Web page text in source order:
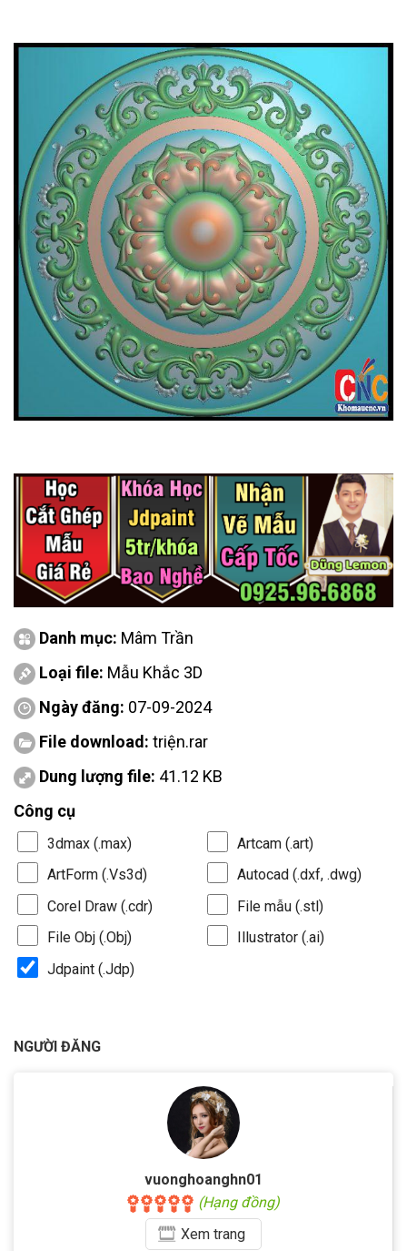
Danh mục: Mâm Trần
Loại file: Mẫu Khắc 3D
Ngày đăng: 07-09-2024
File download: triện.rar
Dung lượng file: 41.12 KB
Công cụ
3dmax (.max)
Artcam (.art)
ArtForm (.Vs3d)
Autocad (.dxf, .dwg)
Corel Draw (.cdr)
File mẫu (.stl)
File Obj (.Obj)
Illustrator (.ai)
Jdpaint (.Jdp)
NGƯỜI ĐĂNG
vuonghoanghn01
(Hạng đồng)
Xemtrang